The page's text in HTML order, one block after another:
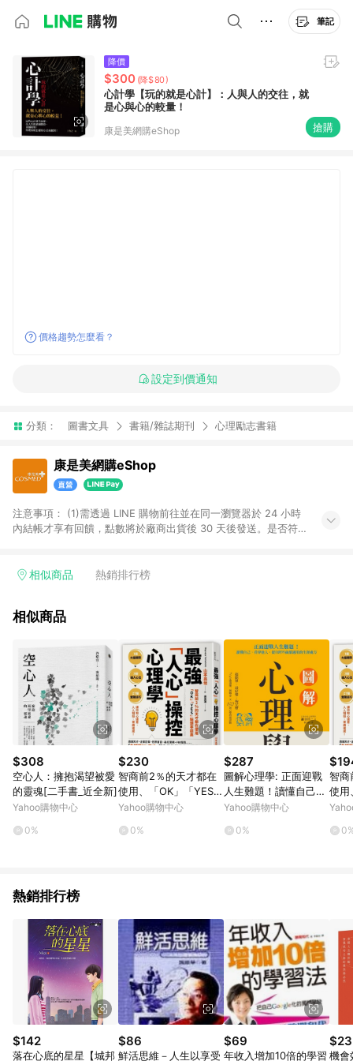
筆記
降價
$300 (降$80)
心計學【玩的就是心計】：人與人的交往，就
是心與心的較量！
康是美網購eShop 搶購
價格趨勢怎麼看？
設定到價通知
分類： 圖書文具 書籍/雜誌期刊 心理勵志書籍
康是美網購eShop
注意事項：​ (1)需透過 LINE 購物前往並在同一瀏覽器於 24 小時
內結帳才享有回饋，點數將於廠商出貨後 30 天後發送。​是否符
黃金鑽飾/精品相關/3C數位(含周邊)/家電視聽/運動戶外/母嬰用
饋%」，將於訂單成立後由「LINE購物通知」之官方帳號訊息通
依LINE購物網站訂單成立通知為準。​​ (5)LINE購物設有「單一商
品最高回饋點數」機制 (部分時段開放「回饋無上限」)，以同一
訂單中同一商品不論件數計算，請依訂單成立當下LINE購物的回
饋機制為準。
相似商品 熱銷排行榜
相似商品
$308
空心人：擁抱渴望被愛
的靈魂[二手書_近全新]
Yahoo購物中心
0%
$230
智商前2％的天才都在
使用、「OK」「YES」
點頭率超高：最強「人
書_良好]
Yahoo購物中心
0%
$287
圖解心理學: 正面迎戰
人生難題！讀懂自己、
看穿他人，從0到99歲
手書_良好]
Yahoo購物中心
0%
智商
使用
點頭
書_
熱銷排行榜
$142
落在心底的星星【城邦
$86
鮮活思維－人生以享受
$69
年收入增加10倍的學習 機會